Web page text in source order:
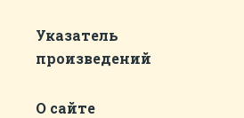
Указатель
произведений
О сайте